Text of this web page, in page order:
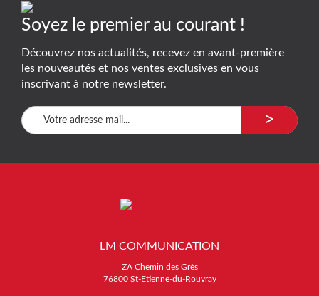
Soyez le premier au courant !
Découvrez nos actualités, recevez en avant-première
les nouveautés et nos ventes exclusives en vous
inscrivant à notre newsletter.
>
LM COMMUNICATION
ZA Chemin des Grès
76800 St-Etienne-du-Rouvray